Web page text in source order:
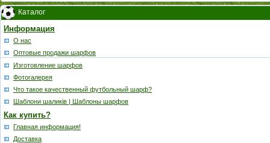
Каталог
Информация
О нас
Оптовые продажи шарфов
Изготовление шарфов
Фотогалерея
Что такое качественный футбольный шарф?
Шаблони шаликів | Шаблоны шарфов
Как купить?
Главная информация!
Доставка